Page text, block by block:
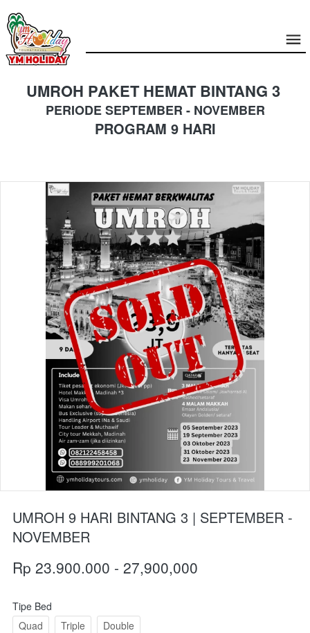
UMROH PAKET HEMAT BINTANG 3
PERIODE SEPTEMBER - NOVEMBER
PROGRAM 9 HARI
UMROH 9 HARI BINTANG 3 | SEPTEMBER -
NOVEMBER
Rp 23.900.000 - 27,900,000
Tipe Bed
Quad
Triple Double